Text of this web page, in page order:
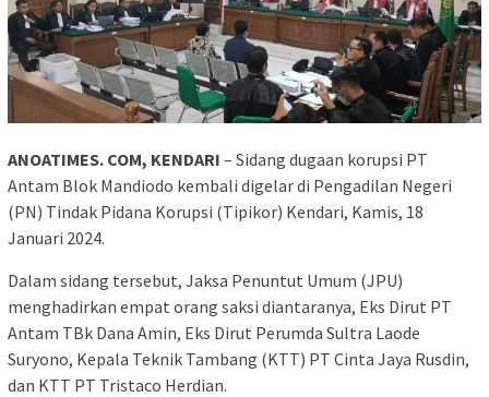
ANOATIMES. COM, KENDARI – Sidang dugaan korupsi PT
Antam Blok Mandiodo kembali digelar di Pengadilan Negeri
(PN) Tindak Pidana Korupsi (Tipikor) Kendari, Kamis, 18
Januari 2024.
Dalam sidang tersebut, Jaksa Penuntut Umum (JPU)
menghadirkan empat orang saksi diantaranya, Eks Dirut PT
Antam TBk Dana Amin, Eks Dirut Perumda Sultra Laode
Suryono, Kepala Teknik Tambang (KTT) PT Cinta Jaya Rusdin,
dan KTT PT Tristaco Herdian.